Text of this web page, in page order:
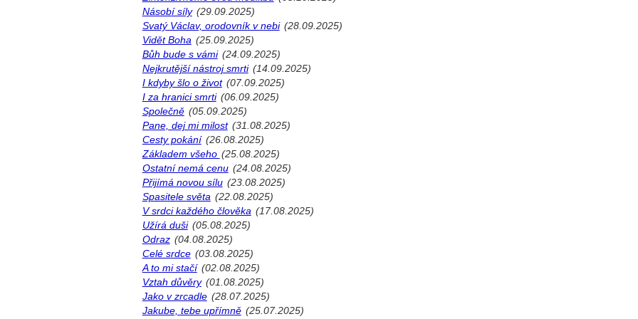
Násobí síly (29.09.2025)
Svatý Václav, orodovník v nebi (28.09.2025)
Vidět Boha (25.09.2025)
Bůh bude s vámi (24.09.2025)
Nejkrutější nástroj smrti (14.09.2025)
I kdyby šlo o život (07.09.2025)
I za hranici smrti (06.09.2025)
Společně (05.09.2025)
Pane, dej mi milost (31.08.2025)
Cesty pokání (26.08.2025)
Základem všeho (25.08.2025)
Ostatní nemá cenu (24.08.2025)
Přijímá novou sílu (23.08.2025)
Spasitele světa (22.08.2025)
V srdci každého člověka (17.08.2025)
Užírá duši (05.08.2025)
Odraz (04.08.2025)
Celé srdce (03.08.2025)
A to mi stačí (02.08.2025)
Vztah důvěry (01.08.2025)
Jako v zrcadle (28.07.2025)
Jakube, tebe upřímně (25.07.2025)